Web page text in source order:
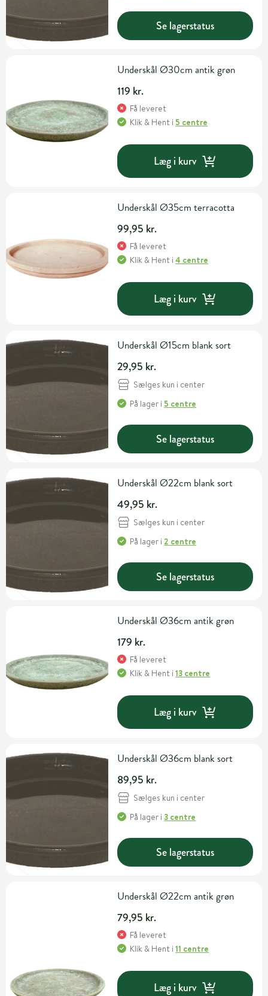
Se lagerstatus
Underskål Ø30cm antik grøn
119 kr.
Få leveret
Klik & Hent i5 centre
Læg i kurv
Underskål Ø35cm terracotta
99,95 kr.
Få leveret
Klik & Hent i4 centre
Læg i kurv
Underskål Ø15cm blank sort
29,95 kr.
Sælges kun i center
På lager i5 centre
Se lagerstatus
Underskål Ø22cm blank sort
49,95 kr.
Sælges kun i center
På lager i2 centre
Se lagerstatus
Underskål Ø36cm antik grøn
179 kr.
Få leveret
Klik & Hent i13 centre
Læg i kurv
Underskål Ø36cm blank sort
89,95 kr.
Sælges kun i center
På lager i3 centre
Se lagerstatus
Underskål Ø22cm antik grøn
79,95 kr.
Få leveret
Klik & Hent i11 centre
Læg i kurv